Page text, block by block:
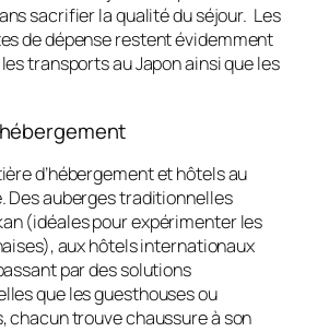
sacrifier la qualité du séjour. Les
de dépense restent évidemment
transports au Japon ainsi que les
d’hébergement et hôtels au
Des auberges traditionnelles
(idéales pour expérimenter les
aux hôtels internationaux
par des solutions
que les guesthouses ou
chacun trouve chaussure à son